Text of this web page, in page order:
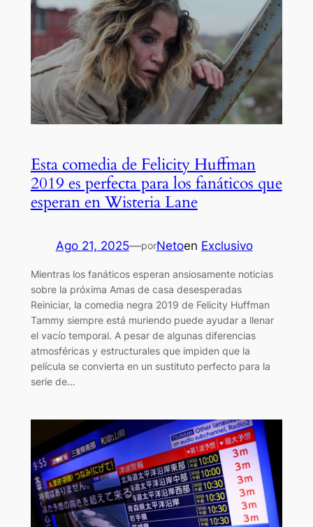
Esta comedia de Felicity Huffman
2019 es perfecta para los fanáticos que
esperan en Wisteria Lane
Ago 21, 2025—porNetoen Exclusivo
Mientras los fanáticos esperan ansiosamente noticias
sobre la próxima Amas de casa desesperadas
Reiniciar, la comedia negra 2019 de Felicity Huffman
Tammy siempre está muriendo puede ayudar a llenar
el vacío temporal. A pesar de algunas diferencias
atmosféricas y estructurales que impiden que la
película se convierta en un sustituto perfecto para la
serie de…